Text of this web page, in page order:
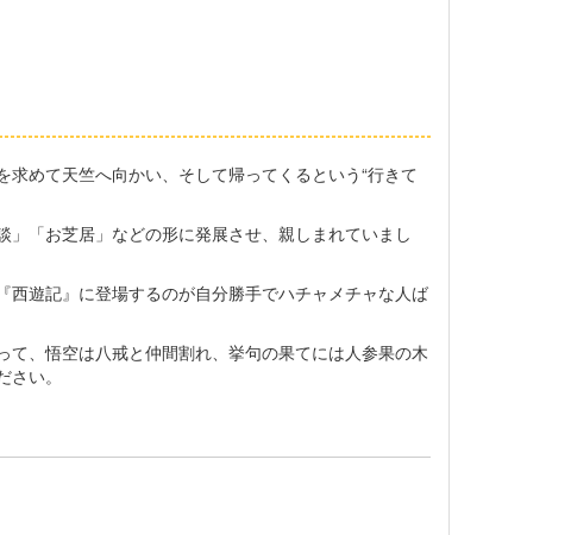
めて天竺へ向かい、そして帰ってくるという“行きて
「お芝居」などの形に発展させ、親しまれていまし
遊記』に登場するのが自分勝手でハチャメチャな人ば
、悟空は八戒と仲間割れ、挙句の果てには人参果の木
い。